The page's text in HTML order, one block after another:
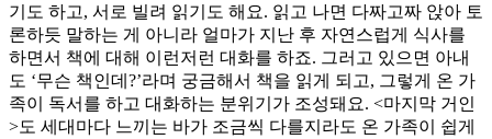
기도 하고, 서로 빌려 읽기도 해요. 읽고 나면 다짜고짜 앉아 토
론하듯 말하는 게 아니라 얼마가 지난 후 자연스럽게 식사를
하면서 책에 대해 이런저런 대화를 하죠. 그러고 있으면 아내
도 ‘무슨 책인데?’라며 궁금해서 책을 읽게 되고, 그렇게 온 가
족이 독서를 하고 대화하는 분위기가 조성돼요. <마지막 거인
>도 세대마다 느끼는 바가 조금씩 다를지라도 온 가족이 쉽게